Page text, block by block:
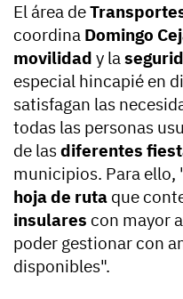
El área de
coordina Domingo
movilidad y la
especial hincapié en
satisfagan las
todas las personas
de lasdiferentes
municipios. Para ello,
hoja de ruta que
insulares con mayor
poder gestionar con
disponibles".